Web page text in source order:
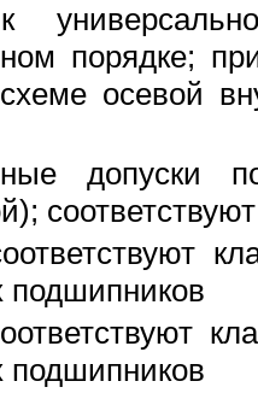
порядке;
осевой